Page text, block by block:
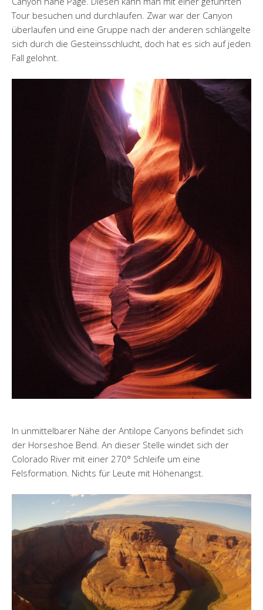
Tour besuchen und durchlaufen. Zwar war der Canyon
überlaufen und eine Gruppe nach der anderen schlängelte
sich durch die Gesteinsschlucht, doch hat es sich auf jeden
Fall gelohnt.
In unmittelbarer Nähe der Antilope Canyons befindet sich
der Horseshoe Bend. An dieser Stelle windet sich der
Colorado River mit einer 270° Schleife um eine
Felsformation. Nichts für Leute mit Höhenangst.